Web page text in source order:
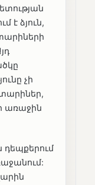
է ձյուն,
չի
առաջին
դեպքերում